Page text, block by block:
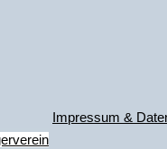
Impressum &